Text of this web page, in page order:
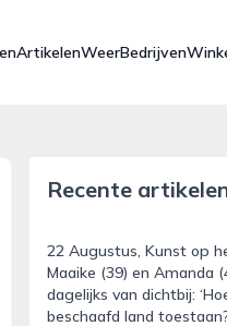
ArtikelenWeerBedrijven
Recente
22 Augustus, Kunst op
Maaike (39) en Amanda
dagelijks van dichtbij:
beschaafd land